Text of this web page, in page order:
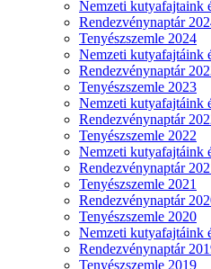
Nemzeti kutyafajtaink
Rendezvénynaptár
Tenyészszemle 2024
Nemzeti kutyafajtáink
Rendezvénynaptár
Tenyészszemle 2023
Nemzeti kutyafajtáink
Rendezvénynaptár
Tenyészszemle 2022
Nemzeti kutyafajtáink
Rendezvénynaptár
Tenyészszemle 2021
Rendezvénynaptár
Tenyészszemle 2020
Nemzeti kutyafajtáink
Rendezvénynaptár
Tenyészszemle 2019